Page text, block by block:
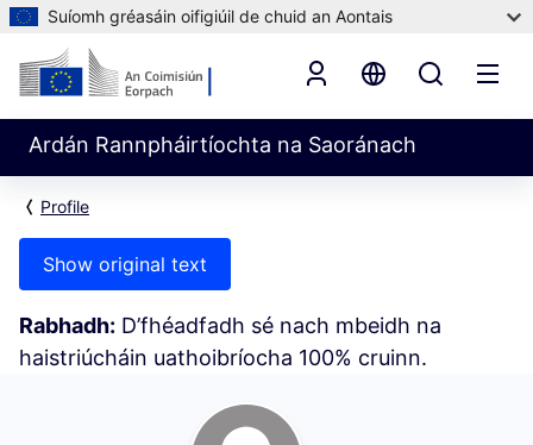
Suíomh gréasáin oifigiúil de chuid an Aontais
Ardán Rannpháirtíochta na Saoránach
Profile
Show original text
Rabhadh: D’fhéadfadh sé nach mbeidh na
haistriúcháin uathoibríocha 100% cruinn.